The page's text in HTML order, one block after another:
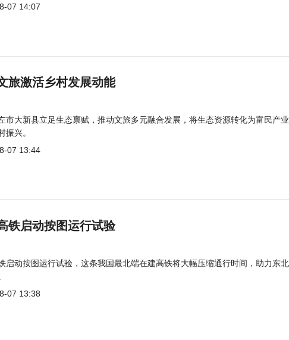
07 14:07
旅激活乡村发展动能
市大新县立足生态禀赋，推动文旅多元融合发展，将生态资源转化为富民产
振兴。
07 13:44
铁启动按图运行试验
启动按图运行试验，这条我国最北端在建高铁将大幅压缩通行时间，助力东
07 13:38